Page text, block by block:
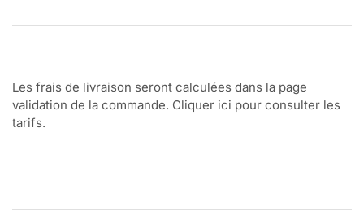
Les frais de livraison seront calculées dans la page
validation de la commande. Cliquer ici pour consulter les
tarifs.